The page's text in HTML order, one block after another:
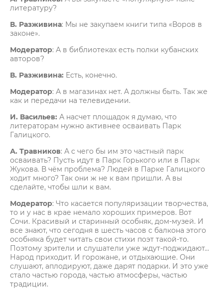
литературу?
В. Разживина: Мы не закупаем книги типа «Воров в
законе».
Модератор: А в библиотеках есть полки кубанских
авторов?
В. Разживина: Есть, конечно.
Модератор: А в магазинах нет. А должны быть. Так же
как и передачи на телевидении.
И. Васильев: А насчет площадок я думаю, что
литераторам нужно активнее осваивать Парк
Галицкого.
А. Травников: А с чего бы им это частный парк
осваивать? Пусть идут в Парк Горького или в Парк
Жукова. В чём проблема? Людей в Парке Галицкого
ходит много? Так они ж не к вам пришли. А вы
сделайте, чтобы шли к вам.
Модератор: Что касается популяризации творчества,
то и у нас в крае немало хороших примеров. Вот
Сочи. Красивый и старинный особняк, дом-музей. И
все знают, что сегодня в шесть часов с балкона этого
особняка будет читать свои стихи поэт такой-то.
Поэтому зрители и слушатели уже ждут-поджидают…
Народ приходит. И горожане, и отдыхающие. Они
слушают, аплодируют, даже дарят подарки. И это уже
стало частью города, частью атмосферы, частью
традиции.